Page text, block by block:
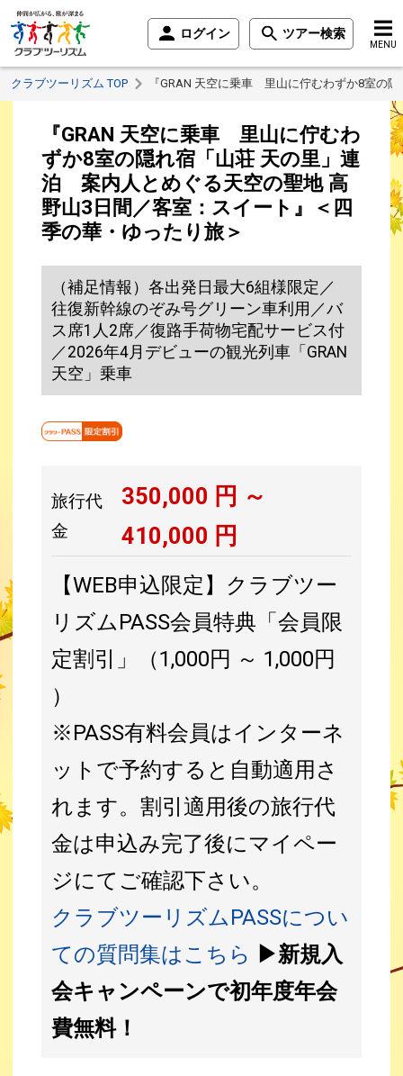
ログイン ツアー検索
MENU
クラブツーリズム TOP 『GRAN 天空に乗車 里山に佇むわずか8室の
『GRAN 天空に乗車 里山に佇むわ
ずか8室の隠れ宿「山荘 天の里」連
泊 案内人とめぐる天空の聖地 高
野山3日間／客室：スイート』＜四
季の華・ゆったり旅＞
（補足情報）各出発日最大6組様限定／
往復新幹線のぞみ号グリーン車利用／バ
ス席1人2席／復路手荷物宅配サービス付
／2026年4月デビューの観光列車「GRAN
天空」乗車
旅行代
金
350,000 円 ～
410,000 円
【WEB申込限定】クラブツー
リズムPASS会員特典「会員限
定割引」（1,000円 ～ 1,000円
）
※PASS有料会員はインターネ
ットで予約すると自動適用さ
れます。割引適用後の旅行代
金は申込み完了後にマイペー
ジにてご確認下さい。
クラブツーリズムPASSについ
ての質問集はこちら ▶新規入
会キャンペーンで初年度年会
費無料！